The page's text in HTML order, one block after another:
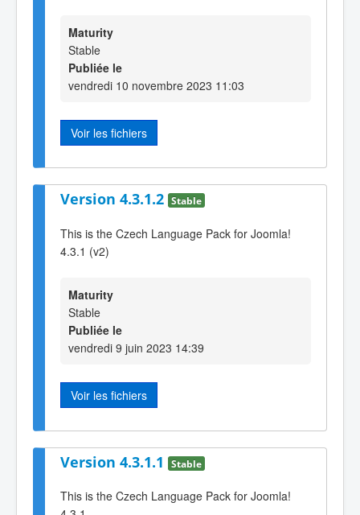
Maturity
Stable
Publiée le
vendredi 10 novembre 2023 11:03
Voir les fichiers
Version 4.3.1.2 Stable
This is the Czech Language Pack for Joomla!
4.3.1 (v2)
Maturity
Stable
Publiée le
vendredi 9 juin 2023 14:39
Voir les fichiers
Version 4.3.1.1 Stable
This is the Czech Language Pack for Joomla!